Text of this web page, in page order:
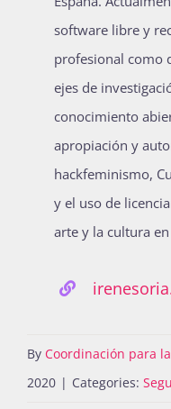
software libre y
profesional como
ejes de
conocimiento
apropiación y
hackfeminismo,
y el uso de
arte y la cultura
By Coordinación para
2020 | Categories: